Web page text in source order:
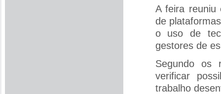
A feira reuniu
de
o uso de
gestores de
Segundo os
verificar
trabalho